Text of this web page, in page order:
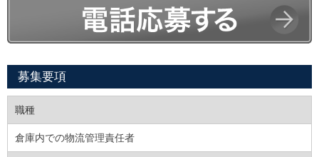
募集要項
職種
倉庫内での物流管理責任者